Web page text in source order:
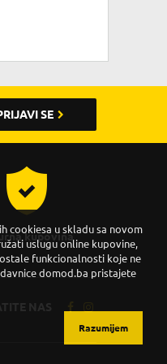
SE
kupovina
NAS
cookiesa u skladu sa novom
uslugu online kupovine,
funkcionalnosti koje ne
domod.ba pristajete
Razumijem